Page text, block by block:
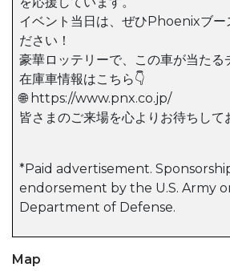
イベント当日は、ぜひPhoenixブー
ださい！
豪華ロッテリーで、この車が当たる
在庫車情報はこちら👇
🌐 https://www.pnx.co.jp/
皆さまのご来場を心よりお待ちして
*Paid advertisement.
endorsement by the U.S. Army
Department of Defense.
Map